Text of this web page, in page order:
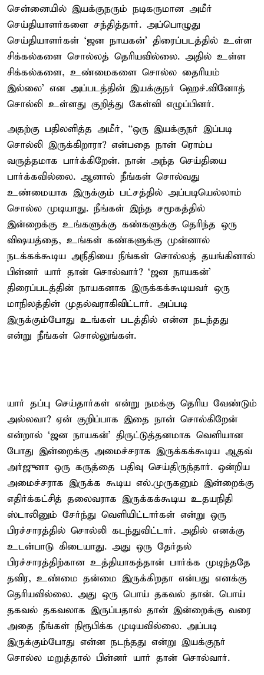
சென்னையில் இயக்குநரும் நடிகருமான அமீர்
செய்தியாளர்களை சந்தித்தார். அப்பொழுது
செய்தியாளர்கள் ‘ஜன நாயகன்’ திரைப்படத்தில் உள்ள
சிக்கல்களை சொல்லத் தெரியவில்லை. அதில் உள்ள
சிக்கல்களை, உண்மைகளை சொல்ல தைரியம்
இல்லை' என அப்படத்தின் இயக்குநர் ஹெச்.வினோத்
சொல்லி உள்ளது குறித்து கேள்வி எழுப்பினர்.
அதற்கு பதிலளித்த அமீர், “ஒரு இயக்குநர் இப்படி
சொல்லி இருக்கிறாரா? என்பதை நான் ரொம்ப
வருத்தமாக பார்க்கிறேன். நான் அந்த செய்தியை
பார்க்கவில்லை. ஆனால் நீங்கள் சொல்வது
உண்மையாக இருக்கும் பட்சத்தில் அப்படியெல்லாம்
சொல்ல முடியாது. நீங்கள் இந்த சமூகத்தில்
இன்றைக்கு உங்களுக்கு கண்களுக்கு தெரிந்த ஒரு
விஷயத்தை, உங்கள் கண்களுக்கு முன்னால்
நடக்கக்கூடிய அநீதியை நீங்கள் சொல்லத் தயங்கினால்
பின்னர் யார் தான் சொல்வார்? ‘ஜன நாயகன்’
திரைப்படத்தின் நாயகனாக இருக்கக்கூடியவர் ஒரு
மாநிலத்தின் முதல்வராகிவிட்டார். அப்படி
இருக்கும்போது உங்கள் படத்தில் என்ன நடந்தது
என்று நீங்கள் சொல்லுங்கள்.
யார் தப்பு செய்தார்கள் என்று நமக்கு தெரிய வேண்டும்
அல்லவா? ஏன் குறிப்பாக இதை நான் சொல்கிறேன்
என்றால் ‘ஜன நாயகன்’ திருட்டுத்தனமாக வெளியான
போது இன்றைக்கு அமைச்சராக இருக்கக்கூடிய ஆதவ்
அர்ஜுனா ஒரு கருத்தை பதிவு செய்திருந்தார். ஒன்றிய
அமைச்சராக இருக்க கூடிய எல்.முருகனும் இன்றைக்கு
எதிர்க்கட்சித் தலைவராக இருக்கக்கூடிய உதயநிதி
ஸ்டாலினும் சேர்ந்து வெளியிட்டார்கள் என்று ஒரு
பிரச்சாரத்தில் சொல்லி கடந்துவிட்டார். அதில் எனக்கு
உடன்பாடு கிடையாது. அது ஒரு தேர்தல்
பிரச்சாரத்திற்கான உத்தியாகத்தான் பார்க்க முடிந்ததே
தவிர, உண்மை தன்மை இருக்கிறதா என்பது எனக்கு
தெரியவில்லை. அது ஒரு பொய் தகவல் தான். பொய்
தகவல் தகவலாக இருப்பதால் தான் இன்றைக்கு வரை
அதை நீங்கள் நிரூபிக்க முடியவில்லை. அப்படி
இருக்கும்போது என்ன நடந்தது என்று இயக்குநர்
சொல்ல மறுத்தால் பின்னர் யார் தான் சொல்வார்.